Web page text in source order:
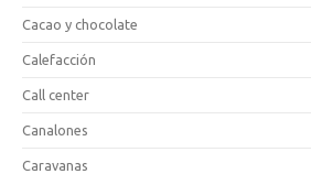
Cacao y chocolate
Calefacción
Call center
Canalones
Caravanas